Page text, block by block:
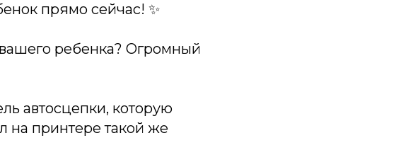
прямо сейчас! ✨
ребенка? Огромный
автосцепки, которую
на принтере такой же